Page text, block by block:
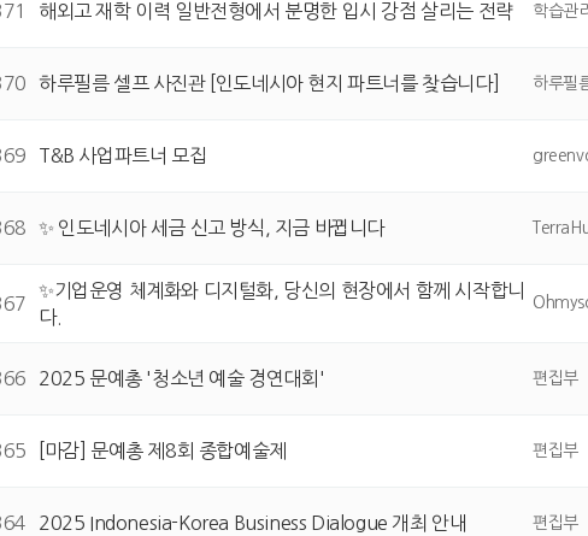
해외고 재학 이력 일반전형에서 분명한 입시 강점 살리는 전략 학습관
하루필름 셀프 사진관 [인도네시아 현지 파트너를 찾습니다] 하루필
T&B 사업파트너 모집
✨ 인도네시아 세금 신고 방식, 지금 바뀝니다
✨기업운영 체계화와 디지털화, 당신의 현장에서 함께 시작합니
다.
2025 문예총 '청소년 예술 경연대회' 편집부
[마감] 문예총 제8회 종합예술제 편집부
2025 Indonesia-Korea Business Dialogue 개최 안내 편집부